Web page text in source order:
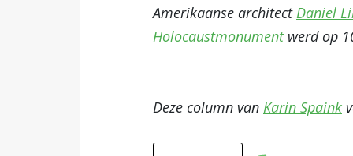
Amerikaanse architectDaniel
Holocaustmonumentwerd op
Deze column van Karin Spaink